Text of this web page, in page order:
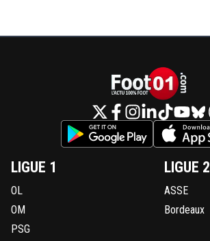
LIGUE 1
OL
OM
PSG
LIGUE 2
ASSE
Bordeaux